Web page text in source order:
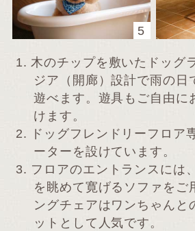
5
1.木のチップを敷いたドッグ
ジア（開廊）設計で雨の日
遊べます。遊具もご自由に
けます。
2.
ドッグフレンドリーフロア
ーターを設けています。
3. フロアのエントランスには
を眺めて寛げるソファをご
ングチェアはワンちゃんと
ットとして人気です。